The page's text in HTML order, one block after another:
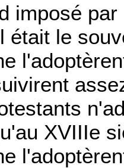
imposé
était le
XVIIIe